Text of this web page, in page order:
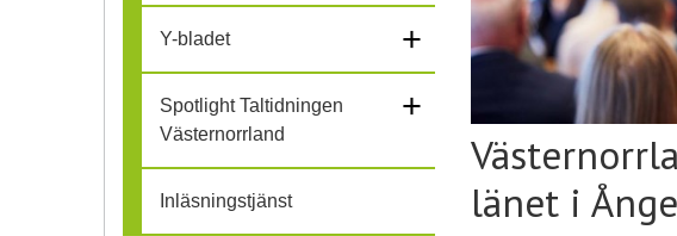
h
o
p
Y-bladet +
Spotlight Taltidningen
Västernorrland
+
Inläsningstjänst
länet i